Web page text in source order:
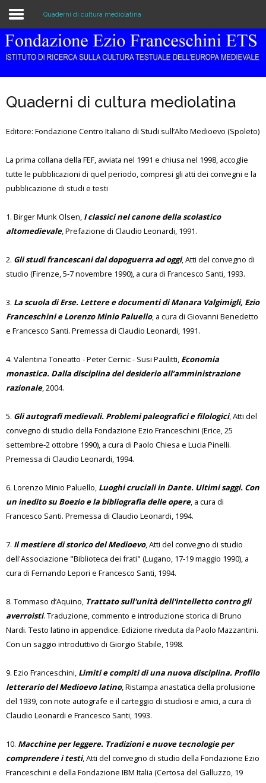
Home
Biblioteca e Archivio
Ricerca
Pubblicazioni
Formazione
Eventi
Quaderni di cultura mediolatina
Quaderni di cultura mediolatina
Editore: Fondazione Centro Italiano di Studi sull’Alto Medioevo (Spoleto)
La prima collana della FEF, avviata nel 1991 e chiusa nel 1998, accoglie
tutte le pubblicazioni di quel periodo, compresi gli atti dei convegni e la
pubblicazione di studi e testi
1. Birger Munk Olsen, I classici nel canone della scolastico
altomedievale, Prefazione di Claudio Leonardi, 1991.
2. Gli studi francescani dal dopoguerra ad oggi, Atti del convegno di
studio (Firenze, 5-7 novembre 1990), a cura di Francesco Santi, 1993.
3. La scuola di Erse. Lettere e documenti di Manara Valgimigli, Ezio
Franceschini e Lorenzo Minio Paluello, a cura di Giovanni Benedetto
e Francesco Santi. Premessa di Claudio Leonardi, 1991.
4. Valentina Toneatto - Peter Cernic - Susi Paulitti, Economia
monastica. Dalla disciplina del desiderio all’amministrazione
razionale, 2004.
5. Gli autografi medievali. Problemi paleografici e filologici, Atti del
convegno di studio della Fondazione Ezio Franceschini (Erice, 25
settembre-2 ottobre 1990), a cura di Paolo Chiesa e Lucia Pinelli.
Premessa di Claudio Leonardi, 1994.
6. Lorenzo Minio Paluello, Luoghi cruciali in Dante. Ultimi saggi. Con
un inedito su Boezio e la bibliografia delle opere, a cura di
Francesco Santi. Premessa di Claudio Leonardi, 1994.
7. Il mestiere di storico del Medioevo, Atti del convegno di studio
dell'Associazione "Biblioteca dei frati" (Lugano, 17-19 maggio 1990), a
cura di Fernando Lepori e Francesco Santi, 1994.
8. Tommaso d’Aquino, Trattato sull'unità dell'intelletto contro gli
averroisti. Traduzione, commento e introduzione storica di Bruno
Nardi. Testo latino in appendice. Edizione riveduta da Paolo Mazzantini.
Con un saggio introduttivo di Giorgio Stabile, 1998.
9. Ezio Franceschini, Limiti e compiti di una nuova disciplina. Profilo
letterario del Medioevo latino, Ristampa anastatica della prolusione
del 1939, con note autografe e il carteggio di studiosi e amici, a cura di
Claudio Leonardi e Francesco Santi, 1993.
10. Macchine per leggere. Tradizioni e nuove tecnologie per
comprendere i testi, Atti del convegno di studio della Fondazione Ezio
Franceschini e della Fondazione IBM Italia (Certosa del Galluzzo, 19